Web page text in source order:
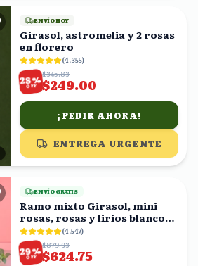
ENVÍO HOY
Girasol, astromelia y 2 rosas
en florero
(4,355)
28%
OFF
$345.83
$249.00
¡PEDIR AHORA!
ENTREGA URGENTE
ENVÍO GRATIS
Ramo mixto Girasol, mini
rosas, rosas y lirios blancos
en ramo(4,547)
29%
OFF
$879.93
$624.75